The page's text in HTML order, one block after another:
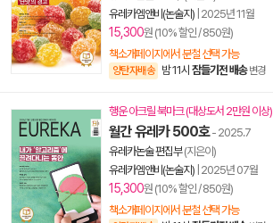
유레카엠앤비(논술지) 2025년 11월
15,300원 (10% 할인 / 850원)
책소개페이지에서 분철 선택 가능
양탄자배송 밤 11시 잠들기전 배송 변경
행운 아크릴 북마크 (대상도서 2만원 이상)
월간 유레카 500호- 2025.7
유레카논술 편집부(지은이)
유레카엠앤비(논술지) 2025년 07월
15,300원 (10% 할인 / 850원)
책소개페이지에서 분철 선택 가능